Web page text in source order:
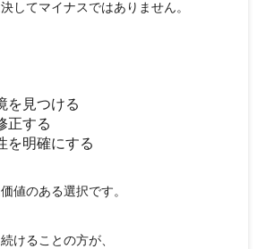
してマイナスではありません。
を見つける
正する
を明確にする
値のある選択です。
けることの方が、